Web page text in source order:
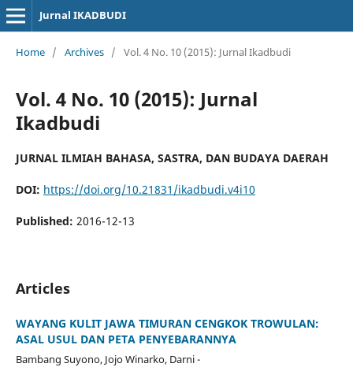
Jurnal IKADBUDI
Home / Archives / Vol. 4 No. 10 (2015): Jurnal Ikadbudi
Vol. 4 No. 10 (2015): Jurnal
Ikadbudi
JURNAL ILMIAH BAHASA, SASTRA, DAN BUDAYA DAERAH
DOI: https://doi.org/10.21831/ikadbudi.v4i10
Published: 2016-12-13
Articles
WAYANG KULIT JAWA TIMURAN CENGKOK TROWULAN:
ASAL USUL DAN PETA PENYEBARANNYA
Bambang Suyono, Jojo Winarko, Darni -